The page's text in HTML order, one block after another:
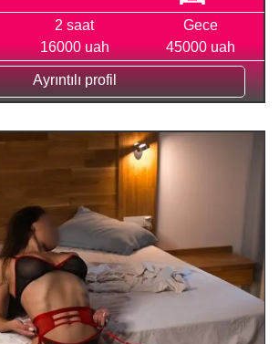
2 saat
16000 uah
Gece
45000 uah
Ayrıntılı profil